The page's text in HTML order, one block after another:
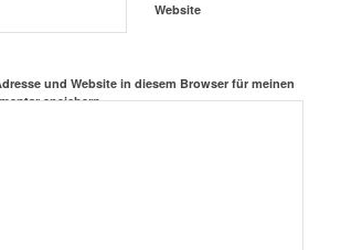
Website
und Website in diesem Browser für meinen
speichern.